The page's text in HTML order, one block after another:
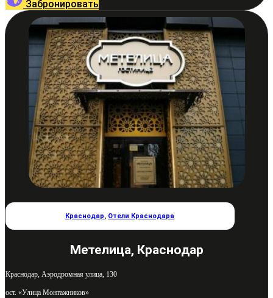
Забронировать
Краснодар, Отели Краснодара
Метелица, Краснодар
Краснодар, Аэродромная улица, 130
ост. «Улица Монтажников»